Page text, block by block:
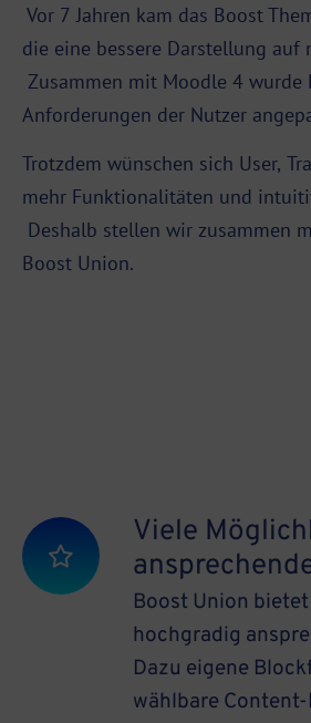
Vor 7 Jahren kam das Boost
die eine bessere Darstellung
Zusammen mit Moodle 4
Anforderungen der Nutzer
Trotzdem wünschen sich User,
mehr Funktionalitäten und
Deshalb stellen wir zusammen
Boost Union.
Viele
Boost Union bietet
hochgradig
Dazu eigene
wählbare